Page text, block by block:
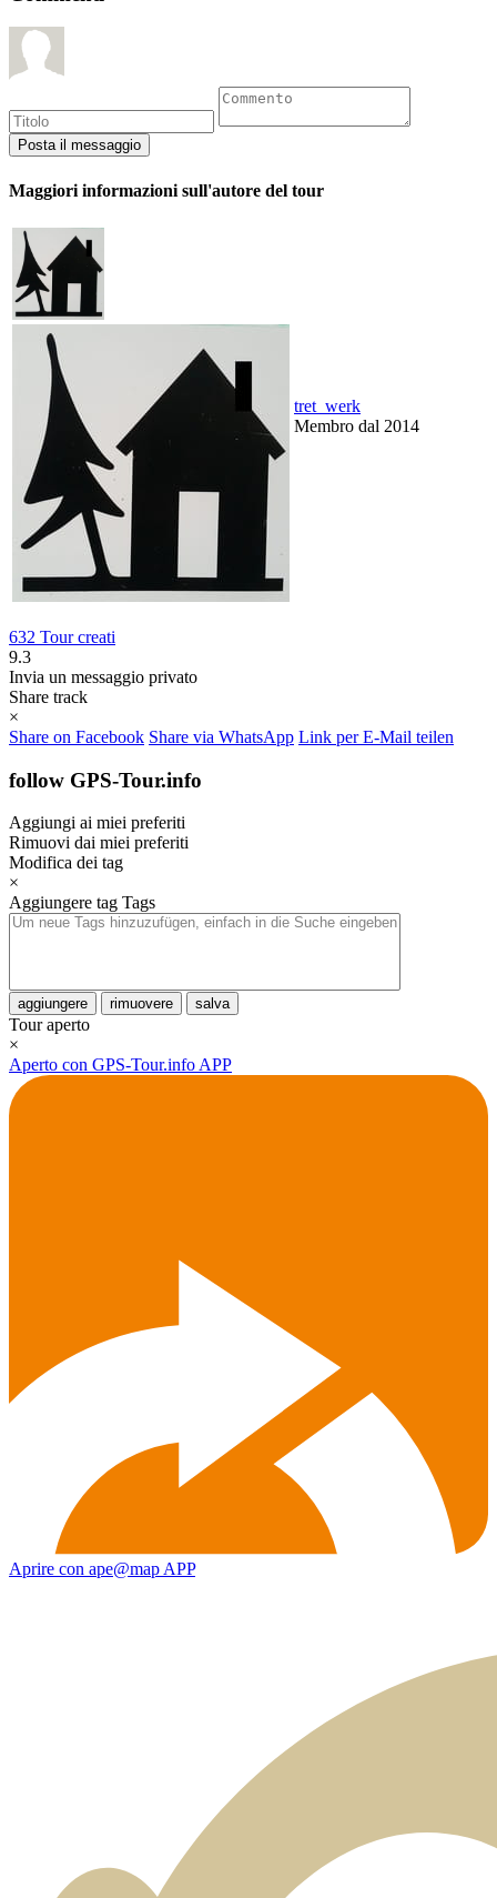
Maggiori informazioni sull'autore del tour
tret_werk
Membro dal 2014
632 Tour creati
9.3
Invia un messaggio privato
Share track
×
Share on Facebook Share via WhatsApp Link per E-Mail teilen
follow GPS-Tour.info
Aggiungi ai miei preferiti
Rimuovi dai miei preferiti
Modifica dei tag
×
Aggiungere tag Tags
aggiungere rimuovere salva
Tour aperto
×
Aperto con GPS-Tour.info APP
Aprire con ape@map APP